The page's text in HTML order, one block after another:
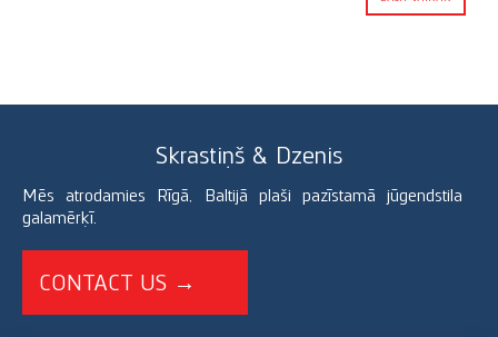
Skrastiņš & Dzenis
Mēs atrodamies Rīgā, Baltijā plaši pazīstamā jūgendstila
galamērķī.
CONTACT US →